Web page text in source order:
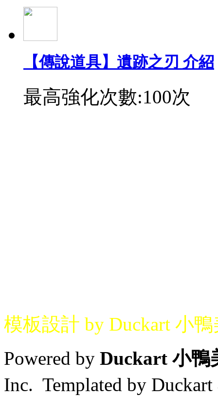
【傳說道具】遺跡之刃 介紹
最高強化次數:100次
模板設計 by Duckart 小
Powered by Duckart 小鴨
Inc. Templated by